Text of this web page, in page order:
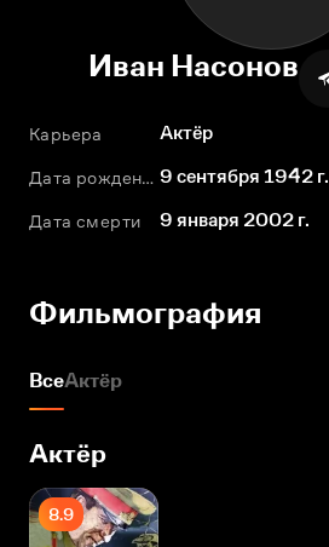
Иван Насонов
Карьера Актёр
Дата рождения 9 сентября 1942 г.
Дата смерти 9 января 2002 г.
Фильмография
ВсеАктёр
Актёр
8.9